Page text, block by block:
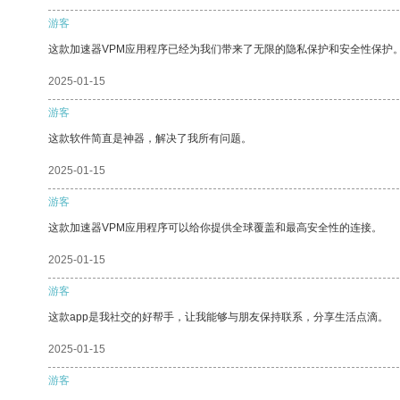
游客
这款加速器VPM应用程序已经为我们带来了无限的隐私保护和安全性保护
2025-01-15
游客
这款软件简直是神器，解决了我所有问题。
2025-01-15
游客
这款加速器VPM应用程序可以给你提供全球覆盖和最高安全性的连接。
2025-01-15
游客
这款app是我社交的好帮手，让我能够与朋友保持联系，分享生活点滴。
2025-01-15
游客